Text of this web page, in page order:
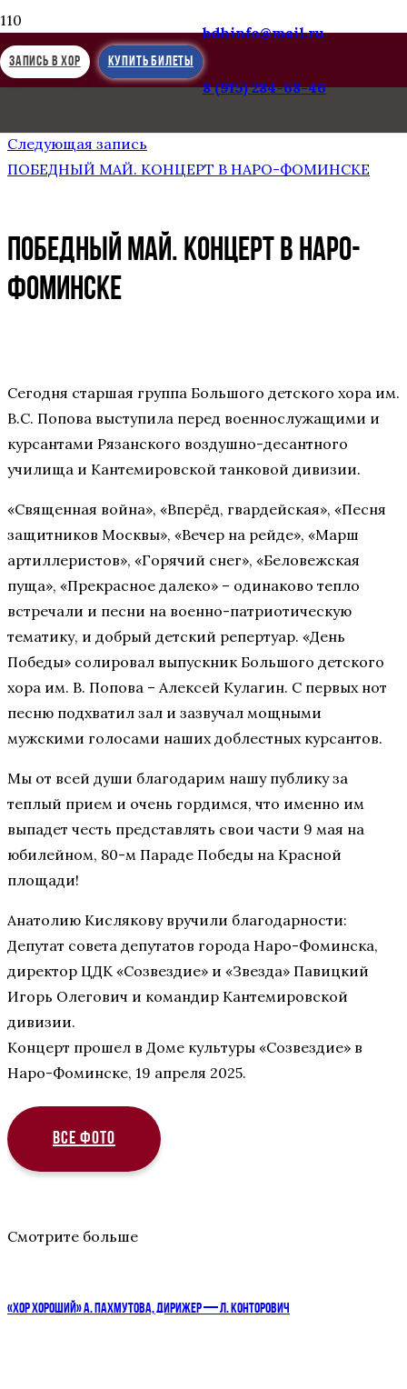
ЗАПИСЬ В ХОР КУПИТЬ БИЛЕТЫ
bdhinfo@mail.ru
8 (915) 284-68-46
Предыдущая запись
Следующая запись
ПОБЕДНЫЙ МАЙ. КОНЦЕРТ В НАРО-ФОМИНСКЕ
ПОБЕДНЫЙ МАЙ. КОНЦЕРТ В НАРО-
ФОМИНСКЕ
Сегодня старшая группа Большого детского хора им.
В.С. Попова выступила перед военнослужащими и
курсантами Рязанского воздушно-десантного
училища и Кантемировской танковой дивизии.
«Священная война», «Вперёд, гвардейская», «Песня
защитников Москвы», «Вечер на рейде», «Марш
артиллеристов», «Горячий снег», «Беловежская
пуща», «Прекрасное далеко» – одинаково тепло
встречали и песни на военно-патриотическую
тематику, и добрый детский репертуар. «День
Победы» солировал выпускник Большого детского
хора им. В. Попова – Алексей Кулагин. С первых нот
песню подхватил зал и зазвучал мощными
мужскими голосами наших доблестных курсантов.
Мы от всей души благодарим нашу публику за
теплый прием и очень гордимся, что именно им
выпадет честь представлять свои части 9 мая на
юбилейном, 80-м Параде Победы на Красной
площади!
Анатолию Кислякову вручили благодарности:
Депутат совета депутатов города Наро-Фоминска,
директор ЦДК «Созвездие» и «Звезда» Павицкий
Игорь Олегович и командир Кантемировской
дивизии.
Концерт прошел в Доме культуры «Созвездие» в
Наро-Фоминске, 19 апреля 2025.
ВСЕ ФОТО
Смотрите больше
«ХОР ХОРОШИЙ» А. ПАХМУТОВА, ДИРИЖЕР — Л. КОНТОРОВИЧ